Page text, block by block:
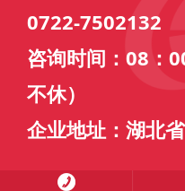
0722-7502132
咨询时间：08：
不休）
企业地址：湖北